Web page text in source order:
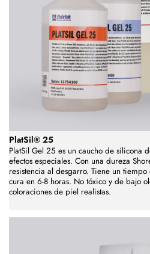
PlatSil® 25
PlatSil Gel 25 es un caucho de silicona
efectos especiales. Con una dureza
resistencia al desgarro. Tiene un
cura en 6-8 horas. No tóxico y de bajo
coloraciones de piel realistas.